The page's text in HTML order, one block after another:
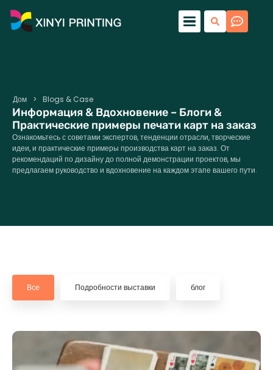
Дом > Blogs & Case
Информация & Вдохновение – Блоги &
Практические примеры печати карт на заказ
Ознакомьтесь с советами экспертов, тенденции отрасли, творческие
идеи, и практические примеры производства карт на заказ. От
рекомендаций по дизайну до полной демонстрации проектов, мы
предлагаем руководство и вдохновение на каждом этапе вашего пути.
Все Подробности выставки блог